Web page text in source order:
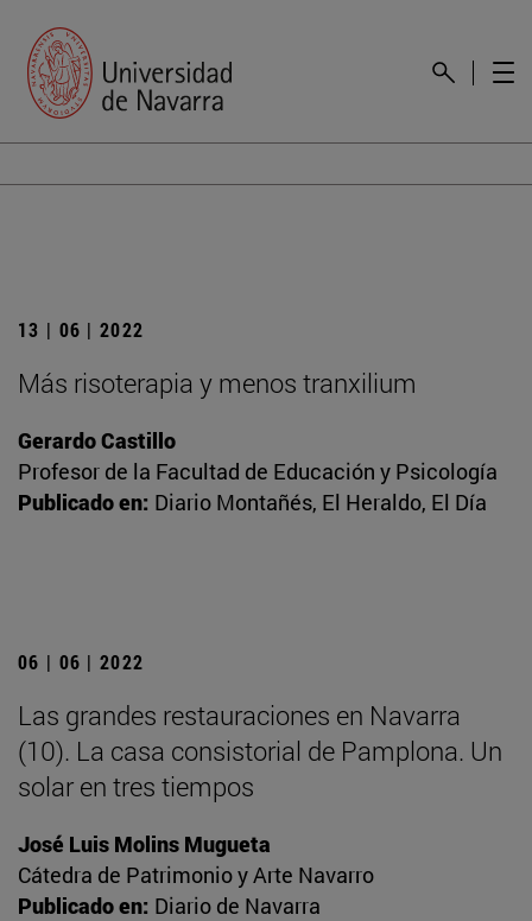
13 | 06 | 2022
Más risoterapia y menos tranxilium
Gerardo Castillo
Profesor de la Facultad de Educación y Psicología
Publicado en: Diario Montañés, El Heraldo, El Día
06 | 06 | 2022
Las grandes restauraciones en Navarra
(10). La casa consistorial de Pamplona. Un
solar en tres tiempos
José Luis Molins Mugueta
Cátedra de Patrimonio y Arte Navarro
Publicado en: Diario de Navarra